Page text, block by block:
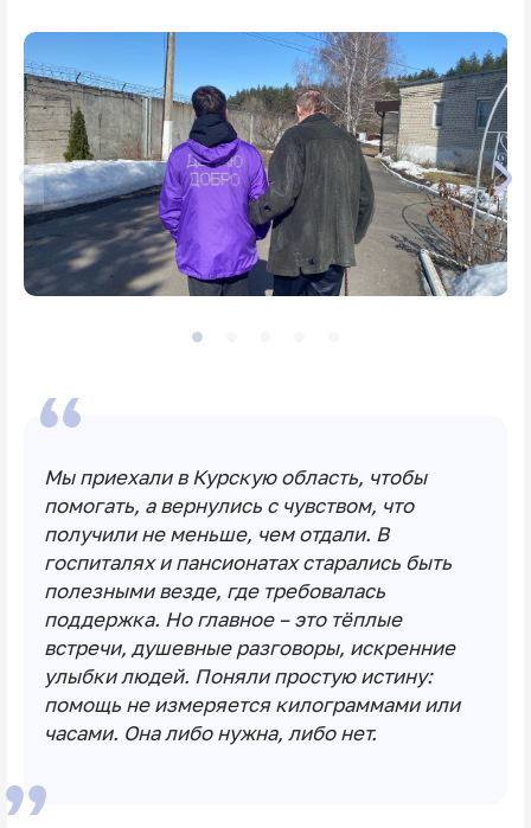
Мы приехали в Курскую область, чтобы
помогать, а вернулись с чувством, что
получили не меньше, чем отдали. В
госпиталях и пансионатах старались быть
полезными везде, где требовалась
поддержка. Но главное – это тёплые
встречи, душевные разговоры, искренние
улыбки людей. Поняли простую истину:
помощь не измеряется килограммами или
часами. Она либо нужна, либо нет.